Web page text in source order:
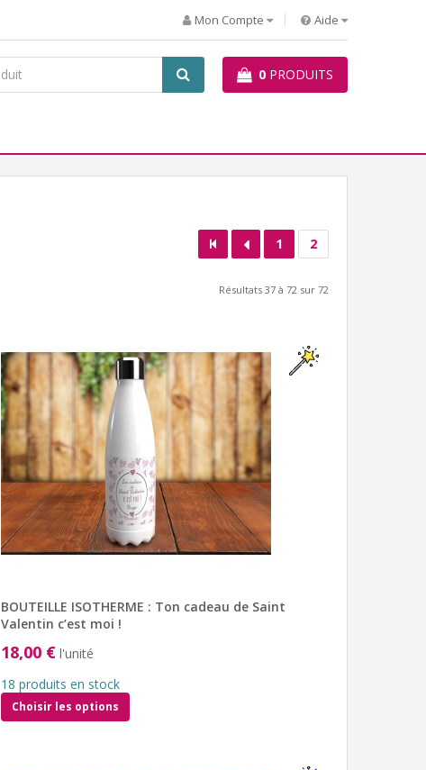
Mon Compte Aide
0 PRODUITS
1 2
Résultats 37 à 72 sur 72
BOUTEILLE ISOTHERME : Ton cadeau de Saint
Valentin c’est moi !
18,00 € l'unité
18 produits en stock
Choisir les options